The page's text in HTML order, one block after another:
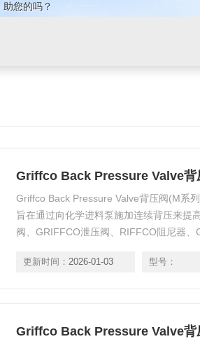
助您的吗？
Griffco Back Pressure Valve背
Griffco Back Pressure Valve背压阀(M系
旨在通过向化学进料泵施加连续背压来提
阀、GRIFFCO泄压阀、RIFFCO阻尼器
更新时间： 2026-01-03 型号：
Griffco Back Pressure Valve背